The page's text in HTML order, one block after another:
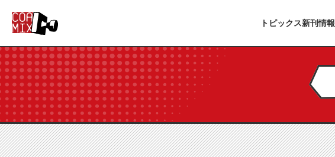
トピックス新刊情報